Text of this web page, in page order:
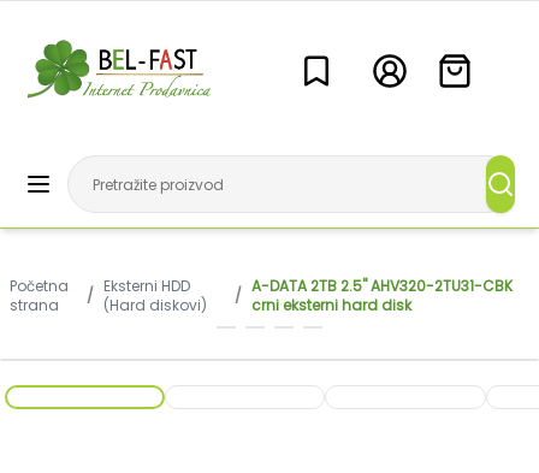
Početna
strana
/ Eksterni HDD
(Hard diskovi)
/ A-DATA 2TB 2.5" AHV320-2TU31-CBK
crni eksterni hard disk